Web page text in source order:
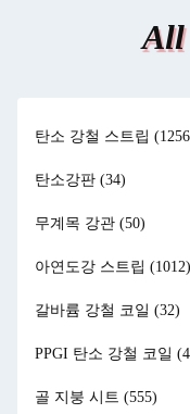
All
탄소 강철 스트립
탄소강판 (34)
무계목 강관 (50)
아연도강 스트립 (1012)
갈바륨 강철 코일 (32)
PPGI 탄소 강철 코일
골 지붕 시트 (555)